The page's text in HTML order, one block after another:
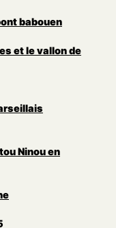
babouen
et le vallon de
Ninou en